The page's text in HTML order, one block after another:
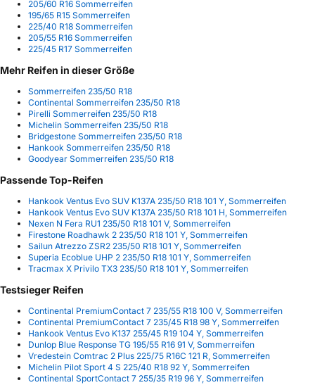
205/60 R16 Sommerreifen
195/65 R15 Sommerreifen
225/40 R18 Sommerreifen
205/55 R16 Sommerreifen
225/45 R17 Sommerreifen
Mehr Reifen in dieser Größe
Sommerreifen 235/50 R18
Continental Sommerreifen 235/50 R18
Pirelli Sommerreifen 235/50 R18
Michelin Sommerreifen 235/50 R18
Bridgestone Sommerreifen 235/50 R18
Hankook Sommerreifen 235/50 R18
Goodyear Sommerreifen 235/50 R18
Passende Top-Reifen
Hankook Ventus Evo SUV K137A 235/50 R18 101 Y, Sommerreifen
Hankook Ventus Evo SUV K137A 235/50 R18 101 H, Sommerreifen
Nexen N Fera RU1 235/50 R18 101 V, Sommerreifen
Firestone Roadhawk 2 235/50 R18 101 Y, Sommerreifen
Sailun Atrezzo ZSR2 235/50 R18 101 Y, Sommerreifen
Superia Ecoblue UHP 2 235/50 R18 101 Y, Sommerreifen
Tracmax X Privilo TX3 235/50 R18 101 Y, Sommerreifen
Testsieger Reifen
Continental PremiumContact 7 235/55 R18 100 V, Sommerreifen
Continental PremiumContact 7 235/45 R18 98 Y, Sommerreifen
Hankook Ventus Evo K137 255/45 R19 104 Y, Sommerreifen
Dunlop Blue Response TG 195/55 R16 91 V, Sommerreifen
Vredestein Comtrac 2 Plus 225/75 R16C 121 R, Sommerreifen
Michelin Pilot Sport 4 S 225/40 R18 92 Y, Sommerreifen
Continental SportContact 7 255/35 R19 96 Y, Sommerreifen